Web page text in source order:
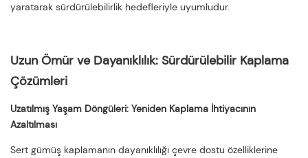
yaratarak sürdürülebilirlik hedefleriyle uyumludur.
Uzun Ömür ve Dayanıklılık: Sürdürülebilir Kaplama
Çözümleri
Uzatılmış Yaşam Döngüleri: Yeniden Kaplama İhtiyacının
Azaltılması
Sert gümüş kaplamanın dayanıklılığı çevre dostu özelliklerine